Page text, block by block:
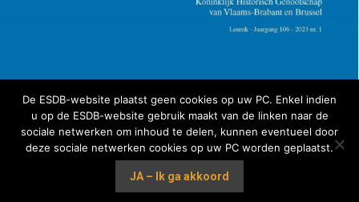
2023 | 01 – ES&DB
Ⓒ Koninlijk Historisch Genootschap van Vlaams-Brabant en Brussel vzw
De ESDB-website plaatst geen cookies op uw PC. Enkel indien
u op de ESDB-website gebruik maakt van de linken naar de
sociale netwerken om inhoud te delen, kunnen eventueel door
deze sociale netwerken cookies op uw PC worden geplaatst.
JA – Ik ga akkoord